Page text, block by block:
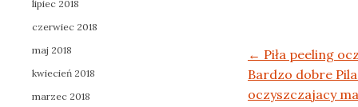
Post navigation
← Piła peeling
Bardzo dobre
oczyszczajacy
lipiec 2018
czerwiec 2018
maj 2018
kwiecień 2018
marzec 2018